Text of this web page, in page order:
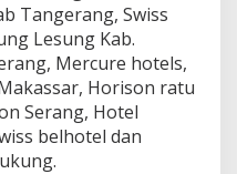
Tangerang, Swiss
Lesung Kab.
Mercure hotels,
Horison ratu
Serang, Hotel
belhotel dan